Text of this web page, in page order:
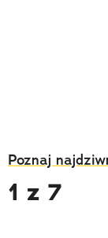
Poznaj
1 z 7